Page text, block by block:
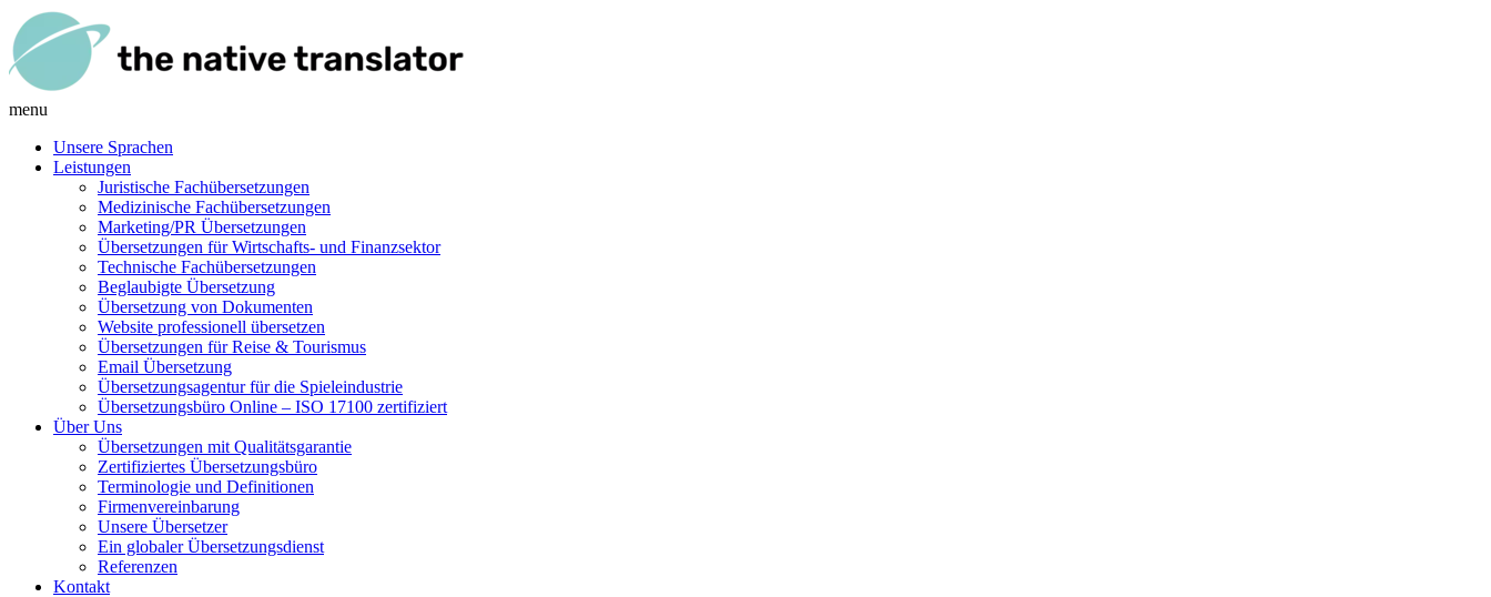
menu
Unsere Sprachen
Leistungen
Juristische Fachübersetzungen
Medizinische Fachübersetzungen
Marketing/PR Übersetzungen
Übersetzungen für Wirtschafts- und Finanzsektor
Technische Fachübersetzungen
Beglaubigte Übersetzung
Übersetzung von Dokumenten
Website professionell übersetzen
Übersetzungen für Reise & Tourismus
Email Übersetzung
Übersetzungsagentur für die Spieleindustrie
Übersetzungsbüro Online – ISO 17100 zertifiziert
Über Uns
Übersetzungen mit Qualitätsgarantie
Zertifiziertes Übersetzungsbüro
Terminologie und Definitionen
Firmenvereinbarung
Unsere Übersetzer
Ein globaler Übersetzungsdienst
Referenzen
Kontakt